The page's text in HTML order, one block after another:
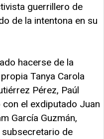
guerrillero de
de la intentona en su
hacerse de la
Tanya Carola
Pérez, Paúl
el exdiputado Juan
García Guzmán,
de